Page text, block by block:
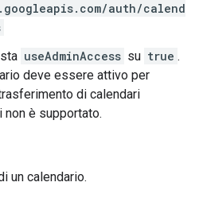
auth/calend
useAdminAccess su true .
deve essere attivo per
di calendari
è supportato.
un calendario.